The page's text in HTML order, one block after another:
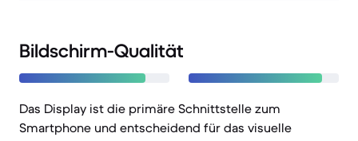
Bildschirm-Qualität
Das Display ist die primäre Schnittstelle zum
Smartphone und entscheidend für das visuelle